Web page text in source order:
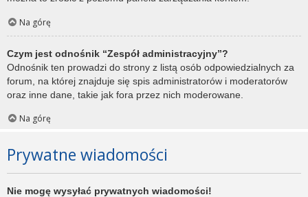
Na górę
Czym jest odnośnik “Zespół administracyjny”?
Odnośnik ten prowadzi do strony z listą osób odpowiedzialnych za
forum, na której znajduje się spis administratorów i moderatorów
oraz inne dane, takie jak fora przez nich moderowane.
Na górę
Prywatne wiadomości
Nie mogę wysyłać prywatnych wiadomości!